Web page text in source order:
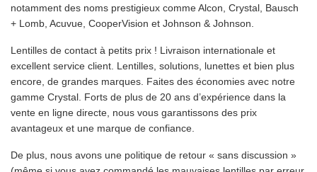
notamment des noms prestigieux comme Alcon, Crystal, Bausch
+ Lomb, Acuvue, CooperVision et Johnson & Johnson.
Lentilles de contact à petits prix ! Livraison internationale et
excellent service client. Lentilles, solutions, lunettes et bien plus
encore, de grandes marques. Faites des économies avec notre
gamme Crystal. Forts de plus de 20 ans d’expérience dans la
vente en ligne directe, nous vous garantissons des prix
avantageux et une marque de confiance.
De plus, nous avons une politique de retour « sans discussion »